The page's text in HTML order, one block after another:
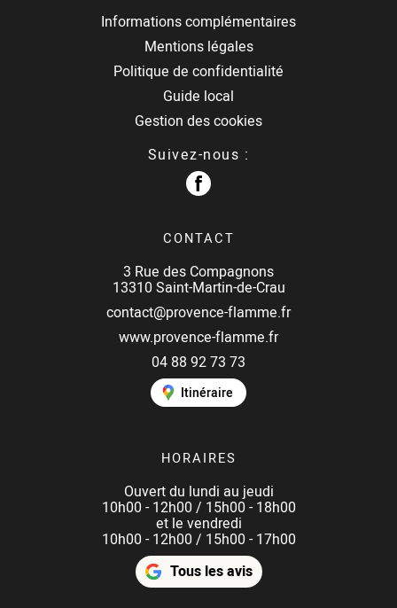
Informations complémentaires
Mentions légales
Politique de confidentialité
Guide local
Gestion des cookies
Suivez-nous :
CONTACT
3 Rue des Compagnons
13310 Saint-Martin-de-Crau
contact@provence-flamme.fr
www.provence-flamme.fr
04 88 92 73 73
Itinéraire
HORAIRES
Ouvert du lundi au jeudi
10h00 - 12h00 / 15h00 - 18h00
et le vendredi
10h00 - 12h00 / 15h00 - 17h00
Tous les avis